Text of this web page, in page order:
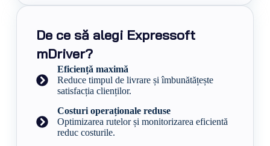
De ce să alegi Expressoft
mDriver?
Eficiență maximă
Reduce timpul de livrare și îmbunătățește
satisfacția clienților.
Costuri operaționale reduse
Optimizarea rutelor și monitorizarea eficientă
reduc costurile.